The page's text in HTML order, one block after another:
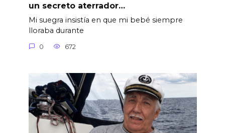
un secreto aterrador…
Mi suegra insistía en que mi bebé siempre
lloraba durante
0 672